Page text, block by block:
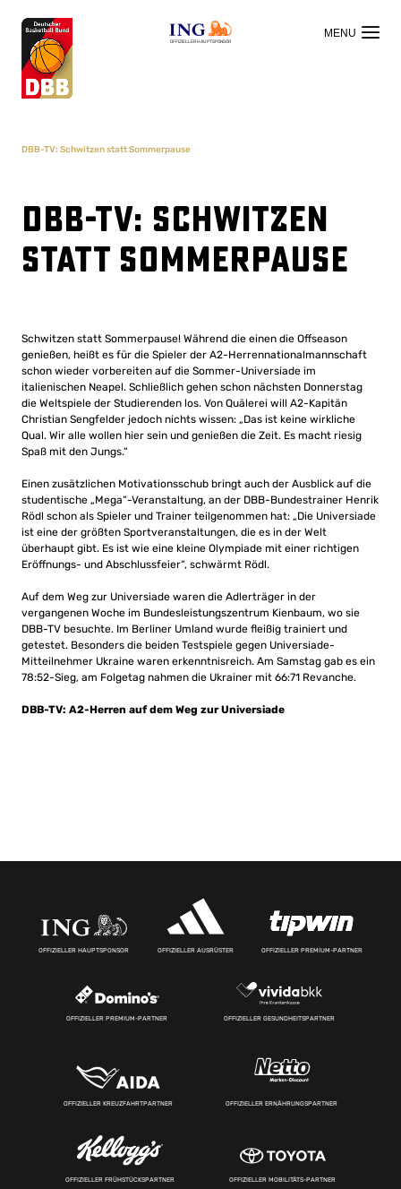
OFFIZIELLER HAUPTSPONSOR
DBB-TV: Schwitzen statt Sommerpause
DBB-TV: Schwitzen
statt Sommerpause
Schwitzen statt Sommerpause! Während die einen die Offseason
genießen, heißt es für die Spieler der A2-Herrennationalmannschaft
schon wieder vorbereiten auf die Sommer-Universiade im
italienischen Neapel. Schließlich gehen schon nächsten Donnerstag
die Weltspiele der Studierenden los. Von Quälerei will A2-Kapitän
Christian Sengfelder jedoch nichts wissen: „Das ist keine wirkliche
Qual. Wir alle wollen hier sein und genießen die Zeit. Es macht riesig
Spaß mit den Jungs.“
Einen zusätzlichen Motivationsschub bringt auch der Ausblick auf die
studentische „Mega“-Veranstaltung, an der DBB-Bundestrainer Henrik
Rödl schon als Spieler und Trainer teilgenommen hat: „Die Universiade
ist eine der größten Sportveranstaltungen, die es in der Welt
überhaupt gibt. Es ist wie eine kleine Olympiade mit einer richtigen
Eröffnungs- und Abschlussfeier“, schwärmt Rödl.
Auf dem Weg zur Universiade waren die Adlerträger in der
vergangenen Woche im Bundesleistungszentrum Kienbaum, wo sie
DBB-TV besuchte. Im Berliner Umland wurde fleißig trainiert und
getestet. Besonders die beiden Testspiele gegen Universiade-
Mitteilnehmer Ukraine waren erkenntnisreich. Am Samstag gab es ein
78:52-Sieg, am Folgetag nahmen die Ukrainer mit 66:71 Revanche.
DBB-TV: A2-Herren auf dem Weg zur Universiade
OFFIZIELLER HAUPTSPONSOR OFFIZIELLER AUSRÜSTER OFFIZIELLER PREMIUM-PARTNER
OFFIZIELLER PREMIUM-PARTNER OFFIZIELLER GESUNDHEITSPARTNER
OFFIZIELLER KREUZFAHRTPARTNER OFFIZIELLER ERNÄHRUNGSPARTNER
OFFIZIELLER FRÜHSTÜCKSPARTNER OFFIZIELLER MOBILITÄTS-PARTNER